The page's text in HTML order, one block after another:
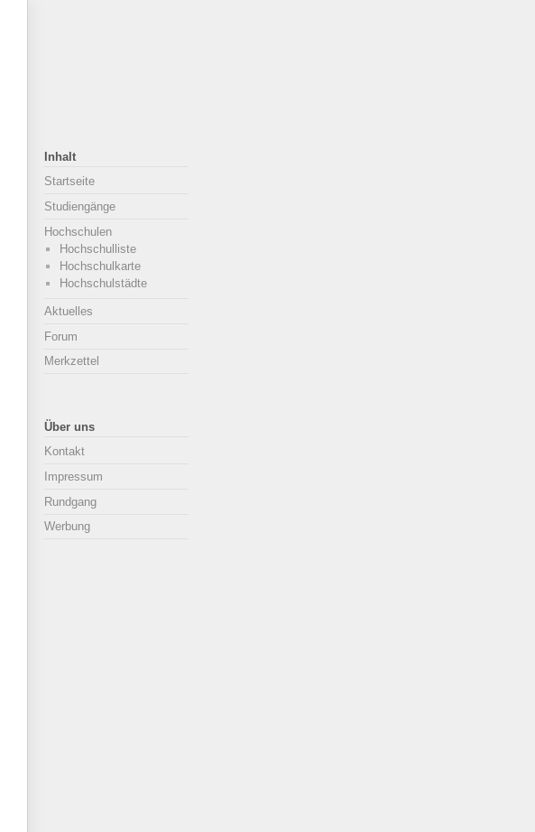
Inhalt
Startseite
Studiengänge
Hochschulen
Hochschulliste
Hochschulkarte
Hochschulstädte
Aktuelles
Forum
Merkzettel
Über uns
Kontakt
Impressum
Rundgang
Werbung